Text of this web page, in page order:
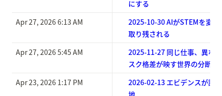
にする
Apr 27, 2026 6:13 AM
2025-10-30 AIがSTEMを変
取り残される
Apr 27, 2026 5:45 AM
2025-11-27 同じ仕事、異な
スク格差が映す世界の分断
Apr 23, 2026 1:17 PM
2026-02-13 エビデンスが語
地